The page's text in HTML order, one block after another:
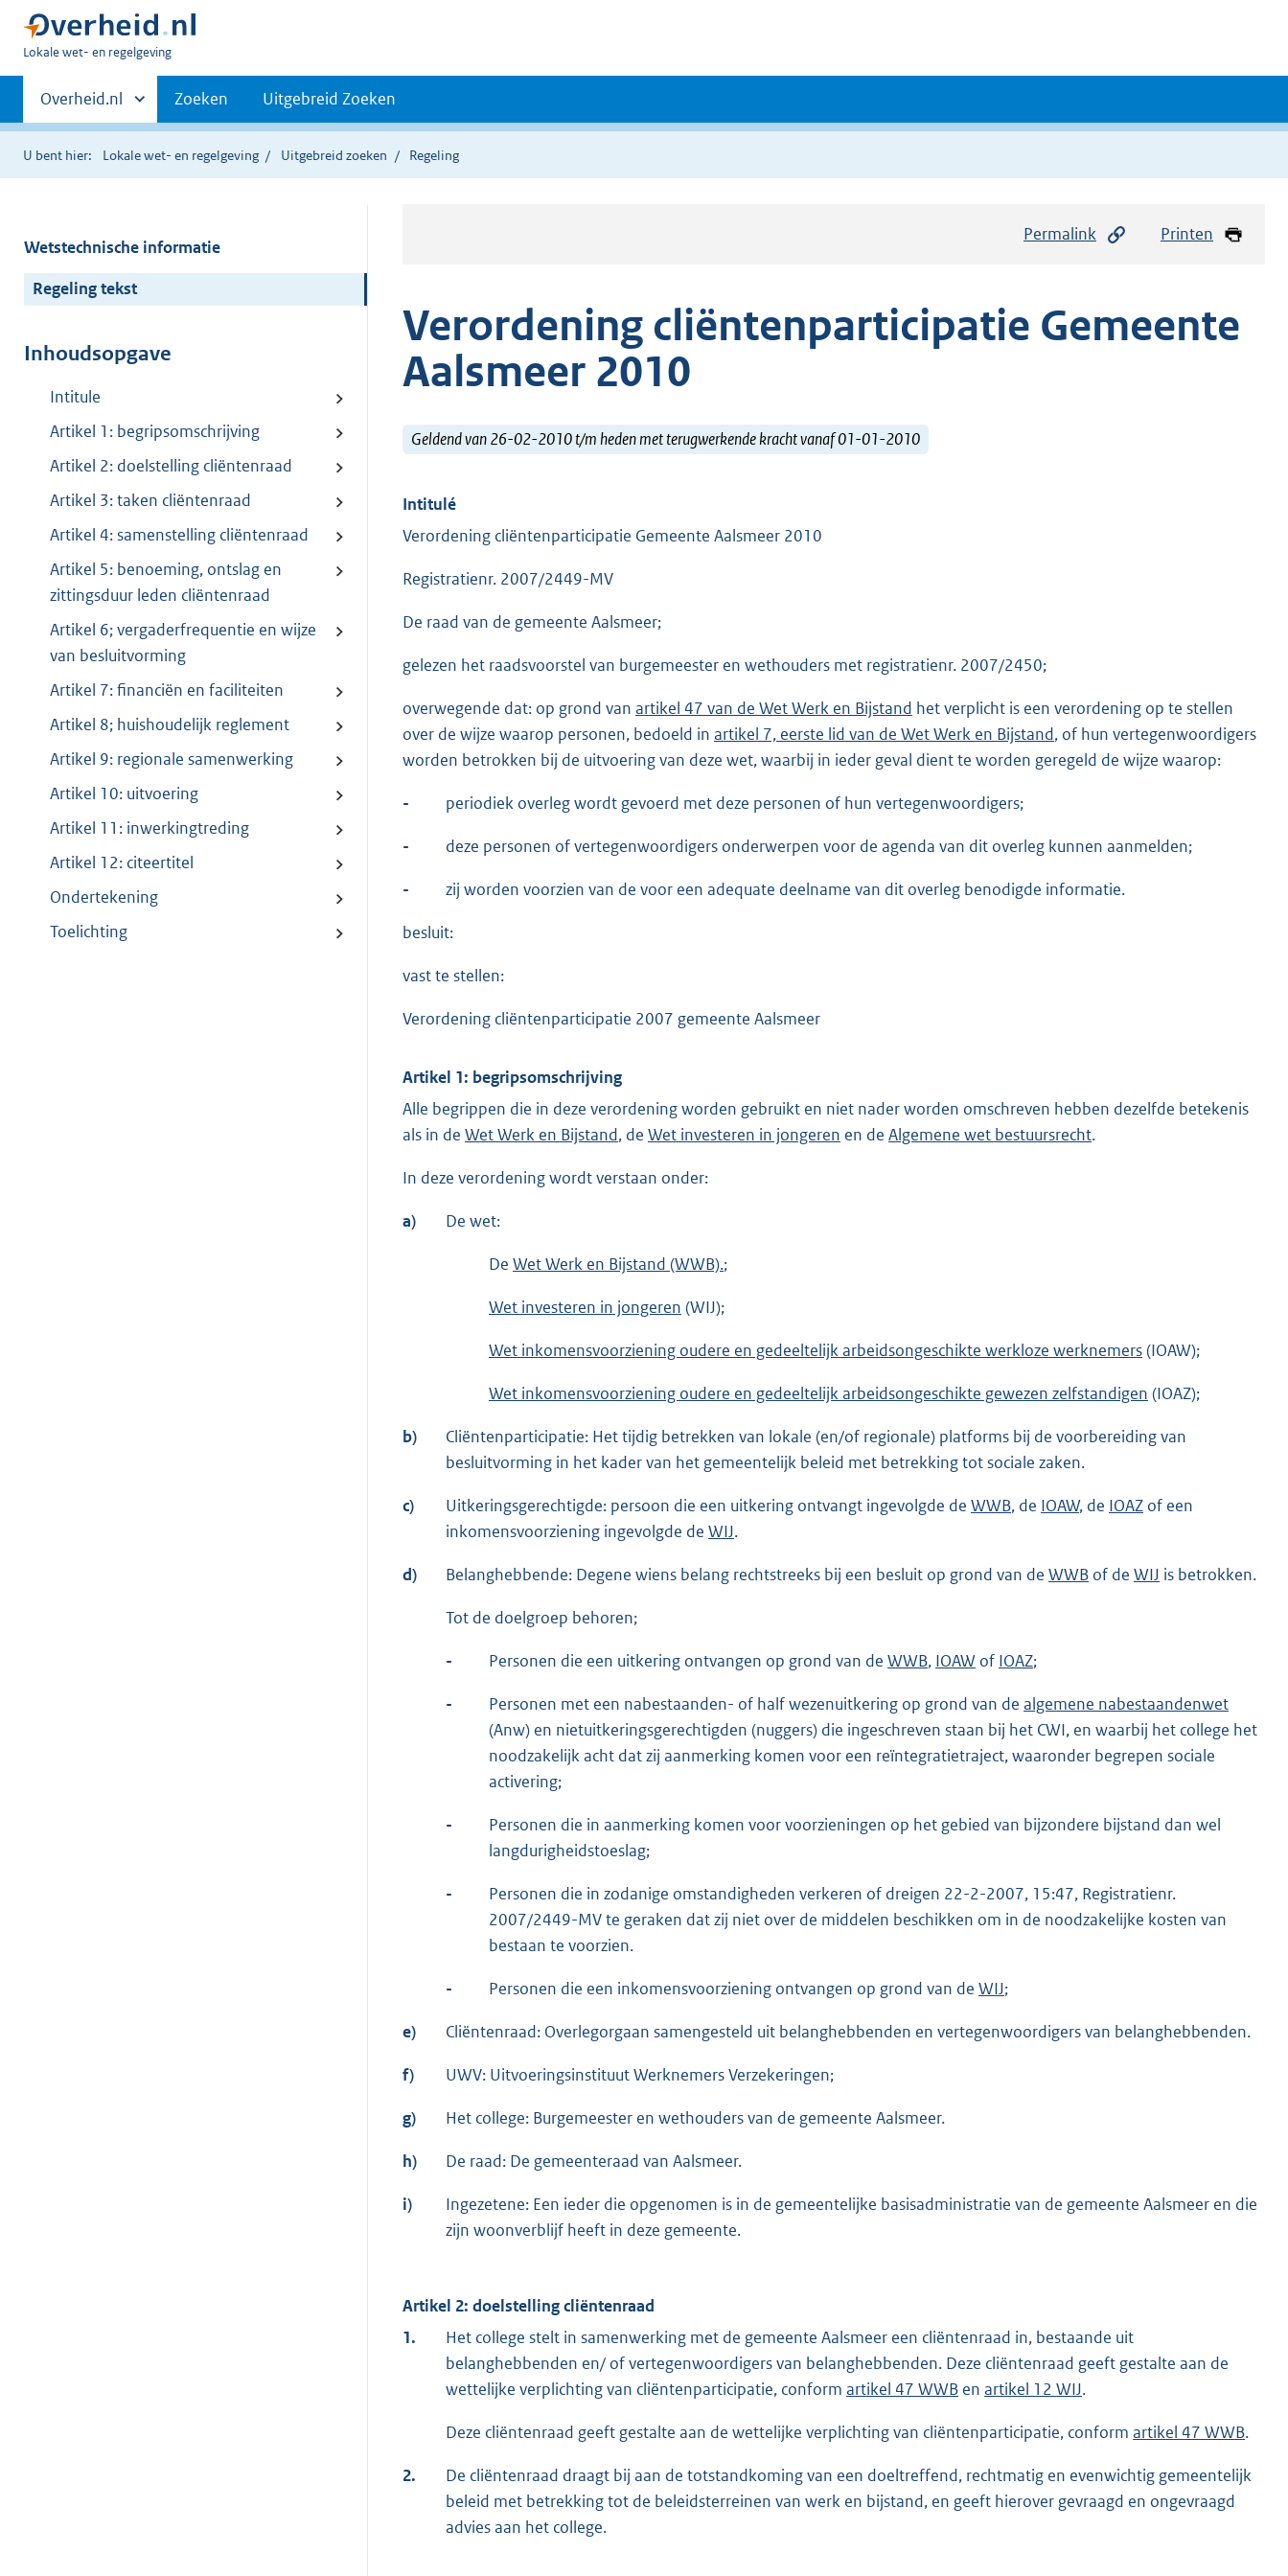
U
hier:
Lokale wet- en regelgeving
Primaire
navigatie
Andere
sites
binnen
Overheid.nl Zoeken Uitgebreid Zoeken
U bent hier: Lokale wet- en regelgeving Uitgebreid zoeken Regeling
Wetstechnische informatie
Regeling tekst
Inhoudsopgave
Intitule
Artikel 1: begripsomschrijving
Artikel 2: doelstelling cliëntenraad
Artikel 3: taken cliëntenraad
Artikel 4: samenstelling cliëntenraad
Artikel 5: benoeming, ontslag en
zittingsduur leden cliëntenraad
Artikel 6; vergaderfrequentie en wijze
van besluitvorming
Artikel 7: financiën en faciliteiten
Artikel 8; huishoudelijk reglement
Artikel 9: regionale samenwerking
Artikel 10: uitvoering
Artikel 11: inwerkingtreding
Artikel 12: citeertitel
Ondertekening
Toelichting
Permalink Printen
Verordening cliëntenparticipatie Gemeente
Aalsmeer 2010
Geldend van 26-02-2010 t/m heden met terugwerkende kracht vanaf 01-01-2010
Intitulé
Verordening cliëntenparticipatie Gemeente Aalsmeer 2010
Registratienr. 2007/2449-MV
De raad van de gemeente Aalsmeer;
gelezen het raadsvoorstel van burgemeester en wethouders met registratienr. 2007/2450;
overwegende dat: op grond van artikel 47 van de Wet Werk en Bijstand het verplicht is een verordening op te stellen
over de wijze waarop personen, bedoeld in artikel 7, eerste lid van de Wet Werk en Bijstand, of hun vertegenwoordigers
worden betrokken bij de uitvoering van deze wet, waarbij in ieder geval dient te worden geregeld de wijze waarop:
- periodiek overleg wordt gevoerd met deze personen of hun vertegenwoordigers;
- deze personen of vertegenwoordigers onderwerpen voor de agenda van dit overleg kunnen aanmelden;
- zij worden voorzien van de voor een adequate deelname van dit overleg benodigde informatie.
besluit:
vast te stellen:
Verordening cliëntenparticipatie 2007 gemeente Aalsmeer
Artikel 1: begripsomschrijving
Alle begrippen die in deze verordening worden gebruikt en niet nader worden omschreven hebben dezelfde betekenis
als in de Wet Werk en Bijstand, de Wet investeren in jongeren en de Algemene wet bestuursrecht.
In deze verordening wordt verstaan onder:
a) De wet:
De Wet Werk en Bijstand (WWB).;
Wet investeren in jongeren (WIJ);
Wet inkomensvoorziening oudere en gedeeltelijk arbeidsongeschikte werkloze werknemers(IOAW);
Wet inkomensvoorziening oudere en gedeeltelijk arbeidsongeschikte gewezen zelfstandigen (IOAZ);
b)
Cliëntenparticipatie: Het tijdig betrekken van lokale (en/of regionale) platforms bij de voorbereiding van
besluitvorming in het kader van het gemeentelijk beleid met betrekking tot sociale zaken.
c) Uitkeringsgerechtigde: persoon die een uitkering ontvangt ingevolgde de WWB, de IOAW, de IOAZ of een
inkomensvoorziening ingevolgde de WIJ.
d) Belanghebbende: Degene wiens belang rechtstreeks bij een besluit op grond van de WWB of de WIJ is betrokken.
Tot de doelgroep behoren;
- Personen die een uitkering ontvangen op grond van de WWB, IOAW of IOAZ;
- Personen met een nabestaanden- of half wezenuitkering op grond van de algemene nabestaandenwet
(Anw) en nietuitkeringsgerechtigden (nuggers) die ingeschreven staan bij het CWI, en waarbij het college het
noodzakelijk acht dat zij aanmerking komen voor een reïntegratietraject, waaronder begrepen sociale
activering;
-
Personen die in aanmerking komen voor voorzieningen op het gebied van bijzondere bijstand dan wel
langdurigheidstoeslag;
-
Personen die in zodanige omstandigheden verkeren of dreigen 22-2-2007, 15:47, Registratienr.
2007/2449-MV te geraken dat zij niet over de middelen beschikken om in de noodzakelijke kosten van
bestaan te voorzien.
- Personen die een inkomensvoorziening ontvangen op grond van de WIJ;
e) Cliëntenraad: Overlegorgaan samengesteld uit belanghebbenden en vertegenwoordigers van belanghebbenden.
f) UWV: Uitvoeringsinstituut Werknemers Verzekeringen;
g) Het college: Burgemeester en wethouders van de gemeente Aalsmeer.
h) De raad: De gemeenteraad van Aalsmeer.
i)
Ingezetene: Een ieder die opgenomen is in de gemeentelijke basisadministratie van de gemeente Aalsmeer en die
zijn woonverblijf heeft in deze gemeente.
Artikel 2: doelstelling cliëntenraad
1.
Het college stelt in samenwerking met de gemeente Aalsmeer een cliëntenraad in, bestaande uit
belanghebbenden en/ of vertegenwoordigers van belanghebbenden. Deze cliëntenraad geeft gestalte aan de
wettelijke verplichting van cliëntenparticipatie, conform artikel 47 WWB en artikel 12 WIJ.
Deze cliëntenraad geeft gestalte aan de wettelijke verplichting van cliëntenparticipatie, conform artikel 47 WWB.
2.
De cliëntenraad draagt bij aan de totstandkoming van een doeltreffend, rechtmatig en evenwichtig gemeentelijk
beleid met betrekking tot de beleidsterreinen van werk en bijstand, en geeft hierover gevraagd en ongevraagd
advies aan het college.